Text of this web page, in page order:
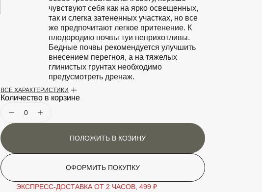
чувствуют себя как на ярко освещенных,
так и слегка затененных участках, но все
же предпочитают легкое притенение. К
плодородию почвы туи неприхотливы.
Бедные почвы рекомендуется улучшить
внесением перегноя, а на тяжелых
глинистых грунтах необходимо
предусмотреть дренаж.
Крупногабаритный товар
Сорт 'Smaragd'
Форма Хвойное дерево
ВСЕ ХАРАКТЕРИСТИКИ
Количество в корзине
ПОЛОЖИТЬ В КОЗИНУ
ОФОРМИТЬ ПОКУПКУ
ЭКСПРЕСС-ДОСТАВКА ОТ 2 ЧАСОВ, 499 ₽